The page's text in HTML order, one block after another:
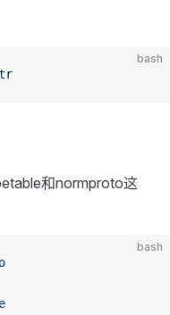
bash
和normproto这
bash